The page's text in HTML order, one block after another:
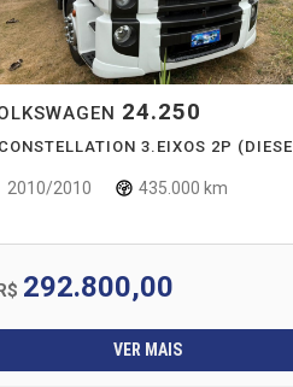
24.250
3.EIXOS 2P (DIESE
2010/2010 435.000 km
292.800,00
VER MAIS